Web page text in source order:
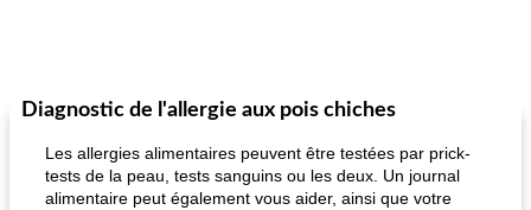
Diagnostic de l'allergie aux pois chiches
Les allergies alimentaires peuvent être testées par prick-
tests de la peau, tests sanguins ou les deux. Un journal
alimentaire peut également vous aider, ainsi que votre